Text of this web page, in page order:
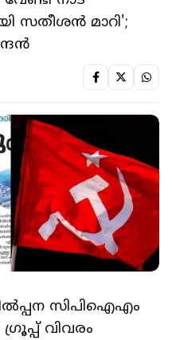
സതീശന്‍ മാറി';
സിപിഐഎം
വിവരം